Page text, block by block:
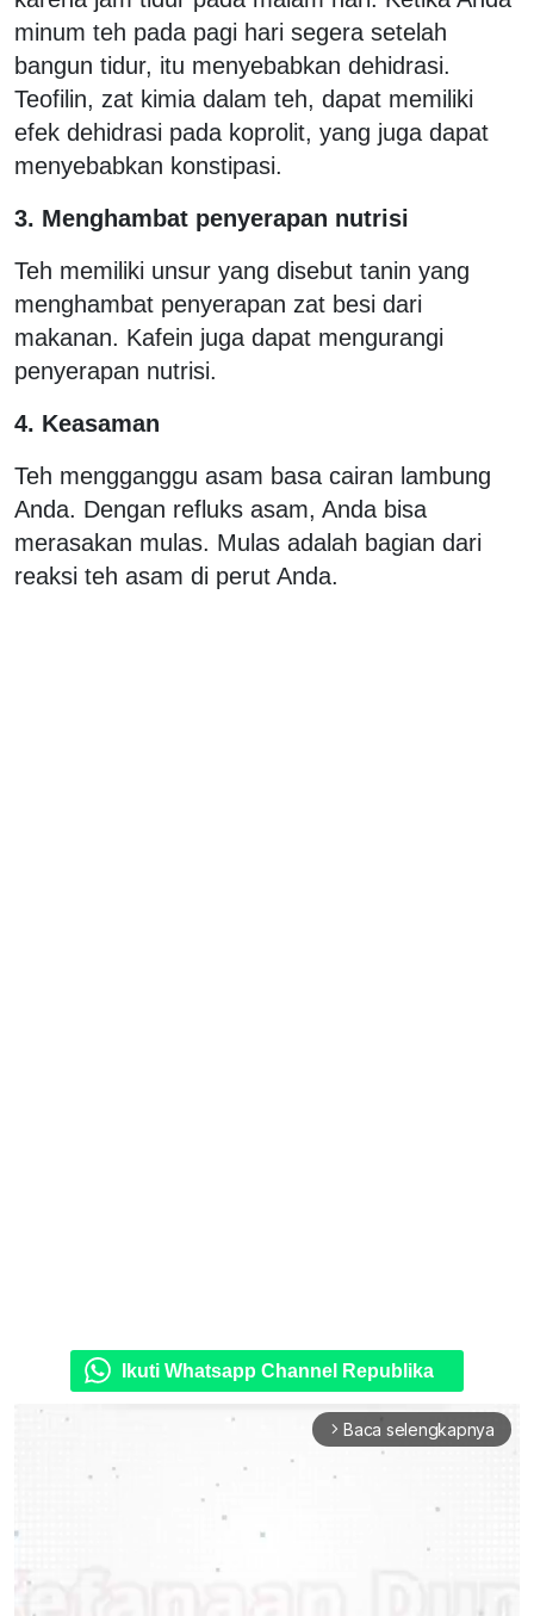
minum teh pada pagi hari segera setelah
bangun tidur, itu menyebabkan dehidrasi.
Teofilin, zat kimia dalam teh, dapat memiliki
efek dehidrasi pada koprolit, yang juga dapat
menyebabkan konstipasi.
3. Menghambat penyerapan nutrisi
Teh memiliki unsur yang disebut tanin yang
menghambat penyerapan zat besi dari
makanan. Kafein juga dapat mengurangi
penyerapan nutrisi.
4. Keasaman
Teh mengganggu asam basa cairan lambung
Anda. Dengan refluks asam, Anda bisa
merasakan mulas. Mulas adalah bagian dari
reaksi teh asam di perut Anda.
Ikuti Whatsapp Channel Republika
arrow_forward_ios Baca selengkapnya